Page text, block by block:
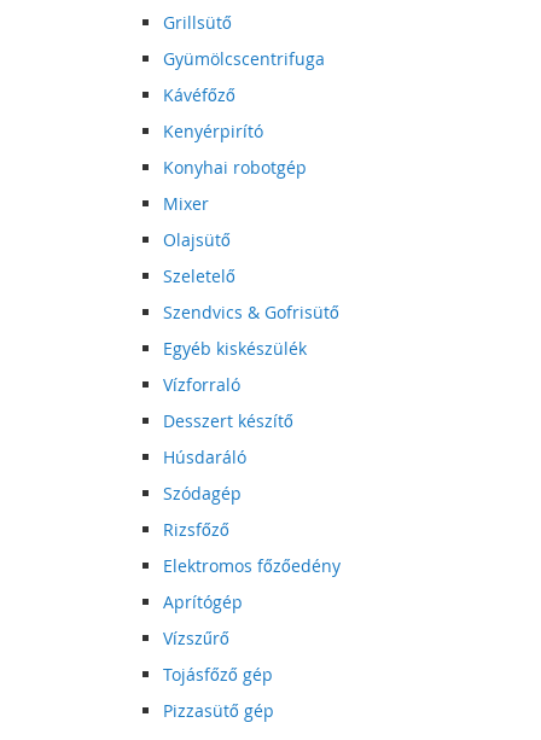
Grillsütő
Gyümölcscentrifuga
Kávéfőző
Kenyérpirító
Konyhai robotgép
Mixer
Olajsütő
Szeletelő
Szendvics & Gofrisütő
Egyéb kiskészülék
Vízforraló
Desszert készítő
Húsdaráló
Szódagép
Rizsfőző
Elektromos főzőedény
Aprítógép
Vízszűrő
Tojásfőző gép
Pizzasütő gép